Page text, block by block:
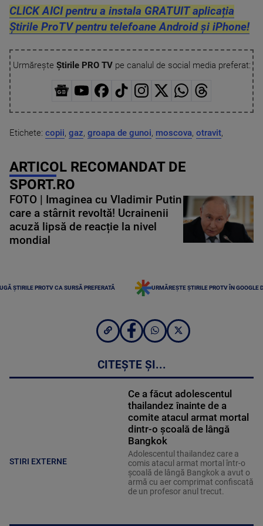
CLICK AICI pentru a instala GRATUIT aplicația
Știrile ProTV pentru telefoane Android și iPhone!
Urmărește Știrile PRO TVpe canalul de social media preferat:
Etichete: copii, gaz, groapa de gunoi, moscova, otravit,
ARTICOL RECOMANDAT DE
SPORT.RO
FOTO | Imaginea cu Vladimir Putin
care a stârnit revoltă! Ucrainenii
acuză lipsă de reacție la nivel
mondial
ȘTIRILE PROTV CA SURSĂ PREFERATĂ URMĂREȘTE ȘTIRILE PROTV ÎN GOOGLE
CITEȘTE ȘI...
STIRI EXTERNE
Ce a făcut adolescentul
thailandez înainte de a
comite atacul armat mortal
dintr-o școală de lângă
Bangkok
Adolescentul thailandez care a
comis atacul armat mortal într-o
şcoală de lângă Bangkok a avut o
armă cu aer comprimat confiscată
de un profesor anul trecut.